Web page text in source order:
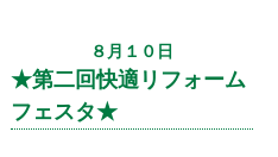
８月１０日
★第二回快適リフォーム
フェスタ★